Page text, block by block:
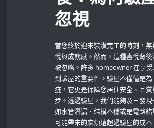
忽視
當您終於迎來裝潢完工的時刻，
悅與成就感。然而，這種喜悅背
被忽略。許多 homeowner 在享
到驗屋的重要性。驗屋不僅僅是
疵，它更是保障您居住安全、品
步。透過驗屋，我們能夠及早發現
如水管潛漏、結構不穩或是電路
可能帶來的麻煩遠超過驗屋的成本